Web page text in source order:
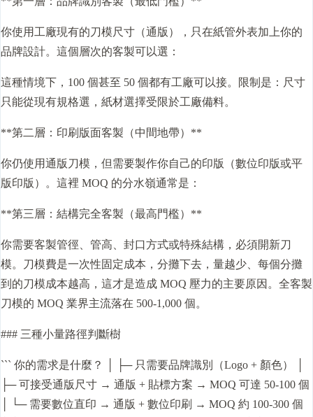
你使用工廠現有的刀模尺寸（通版），只在紙管外表加上你的
品牌設計。這個層次的客製可以選：
這種情境下，100 個甚至 50 個都有工廠可以接。限制是：尺寸
只能從現有規格選，紙材選擇受限於工廠備料。
**第二層：印刷版面客製（中間地帶）**
你仍使用通版刀模，但需要製作你自己的印版（數位印版或平
版印版）。這裡 MOQ 的分水嶺通常是：
**第三層：結構完全客製（最高門檻）**
你需要客製管徑、管高、封口方式或特殊結構，必須開新刀
模。刀模費是一次性固定成本，分攤下去，量越少、每個分攤
到的刀模成本越高，這才是造成 MOQ 壓力的主要原因。全客製
刀模的 MOQ 業界主流落在 500-1,000 個。
### 三種小量路徑判斷樹
``` 你的需求是什麼？ │ ├─ 只需要品牌識別（Logo + 顏色） │
├─ 可接受通版尺寸 → 通版 + 貼標方案 → MOQ 可達 50-100 個
│ └─ 需要數位直印 → 通版 + 數位印刷 → MOQ 約 100-300 個